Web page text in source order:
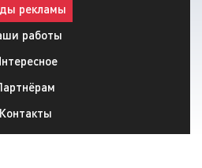
рекламы
работы
Контакты